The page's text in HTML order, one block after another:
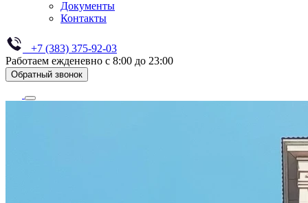
Документы
Контакты
+7 (383) 375-92-03
Работаем ежденевно с 8:00 до 23:00
Обратный звонок